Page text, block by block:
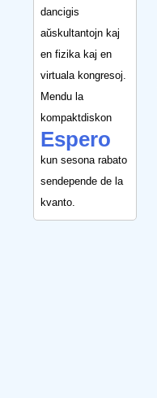
dancigis
aŭskultantojn kaj
en fizika kaj en
virtuala kongresoj.
Mendu la
kompaktdiskon
Espero
kun sesona rabato
sendepende de la
kvanto.